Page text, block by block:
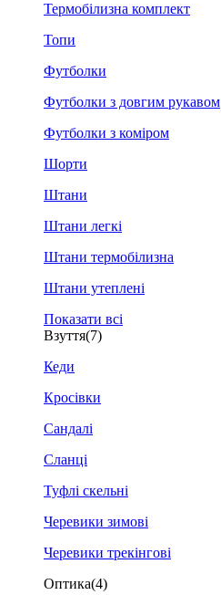
Термобілизна комплект
Топи
Футболки
Футболки з довгим рукавом
Футболки з коміром
Шорти
Штани
Штани легкі
Штани термобілизна
Штани утеплені
Показати всі
Взуття(7)
Кеди
Кросівки
Сандалі
Сланці
Туфлі скельні
Черевики зимові
Черевики трекінгові
Оптика(4)